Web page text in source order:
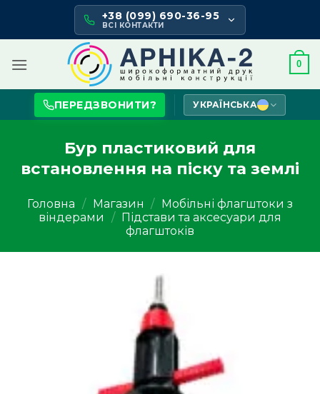
content
+38 (099) 690-36-95
ВСІ КОНТАКТИ
0
ПЕРЕДЗВОНИТИ? УКРАЇНСЬКА
Бур пластиковий для
встановлення на піску та землі
Головна / Магазин / Мобільні флагштоки з
віндерами
/ Підстави та аксесуари для
флагштоків